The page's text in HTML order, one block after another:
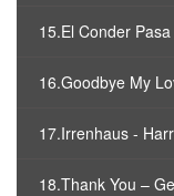
15.El Conder Pasa
16.Goodbye My
17.Irrenhaus -
18.Thank You –